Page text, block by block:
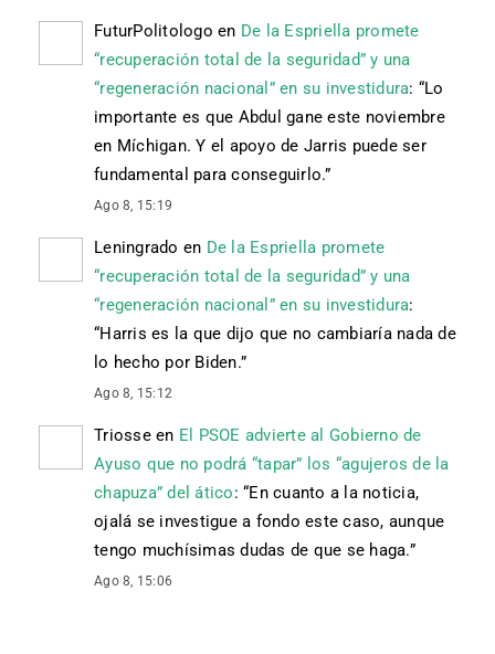
FuturPolitologo en De la Espriella promete
“recuperación total de la seguridad” y una
“regeneración nacional” en su investidura: “Lo
importante es que Abdul gane este noviembre
en Míchigan. Y el apoyo de Jarris puede ser
fundamental para conseguirlo.”
Ago 8, 15:19
Leningrado en De la Espriella promete
“recuperación total de la seguridad” y una
“regeneración nacional” en su investidura:
“Harris es la que dijo que no cambiaría nada de
lo hecho por Biden.”
Ago 8, 15:12
Triosseen El PSOE advierte al Gobierno de
Ayuso que no podrá “tapar” los “agujeros de la
chapuza” del ático: “En cuanto a la noticia,
ojalá se investigue a fondo este caso, aunque
tengo muchísimas dudas de que se haga.”
Ago 8, 15:06